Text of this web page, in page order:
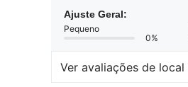
Ajuste Geral:
Pequeno
0%
Ver avaliações de local